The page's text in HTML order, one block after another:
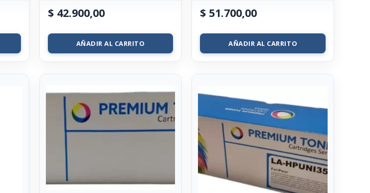
$42.900,00
AÑADIR AL CARRITO
$ 51.700,00
AÑADIR AL CARRITO